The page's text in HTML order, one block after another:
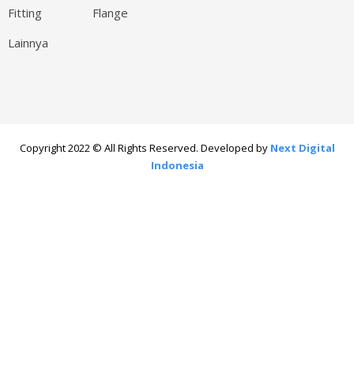
Fitting
Flange
Lainnya
Copyright 2022 © All Rights Reserved. Developed by Next Digital
Indonesia